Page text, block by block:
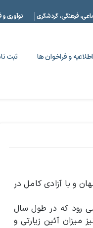
فرهنگی، گردشگری نوآوری و
اطلاعیه و فراخوان ها ثبت
و با آزادی کامل در
رود که در طول سال
میزان آئین زیارتی و